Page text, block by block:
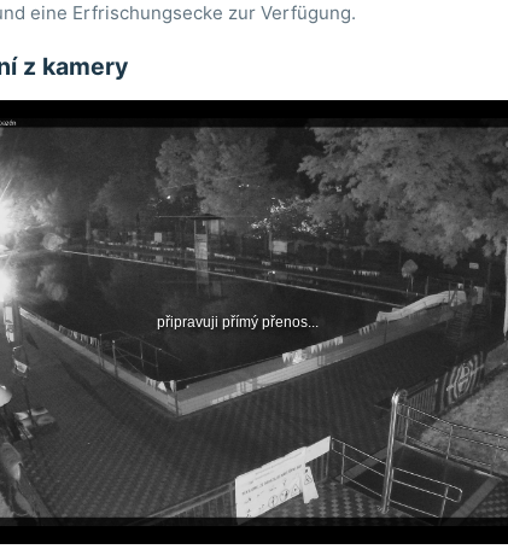
eine Erfrischungsecke zur Verfügung.
z kamery